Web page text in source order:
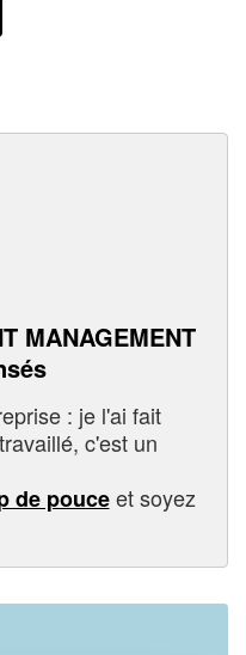
MANAGEMENT
: je l'ai fait
c'est un
de pouceet soyez